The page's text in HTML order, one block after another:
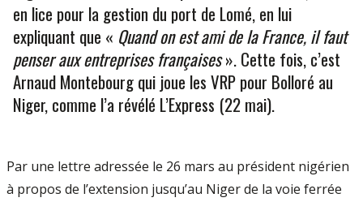
en lice pour la gestion du port de Lomé, en lui
expliquant que « Quand on est ami de la France, il faut
penser aux entreprises françaises». Cette fois, c’est
Arnaud Montebourg qui joue les VRP pour Bolloré au
Niger, comme l’a révélé L’Express (22 mai).
Par une lettre adressée le 26 mars au président nigérien
à propos de l’extension jusqu’au Niger de la voie ferrée